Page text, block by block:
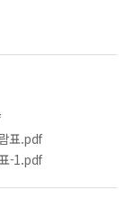
표.pdf
-1.pdf